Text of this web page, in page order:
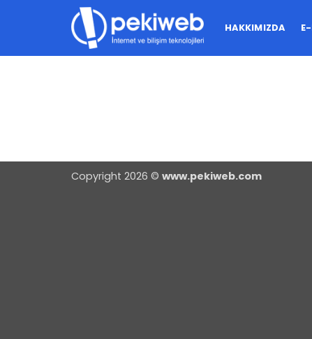
HAKKIMIZDA
Copyright 2026 © www.pekiweb.com